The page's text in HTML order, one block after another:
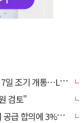
…LA 메트로 사업 지원
검토"
합의에 3%대 강세